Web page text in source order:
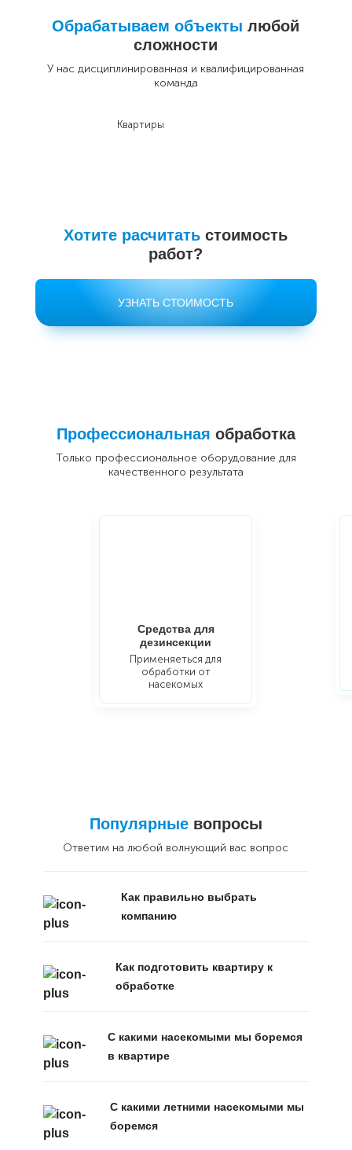
Обрабатываем объекты любой
сложности
У нас дисциплинированная и квалифицированная
команда
Квартиры
Хотите расчитать стоимость
работ?
УЗНАТЬ СТОИМОСТЬ
Профессиональная обработка
Только профессиональное оборудование для
качественного результата
Средства для
дезинсекции
Применяеться для
обработки от
насекомых
Популярныевопросы
Ответим на любой волнующий вас вопрос
Как правильно выбрать
компанию
Как подготовить квартиру к
обработке
С какими насекомыми мы боремся
в квартире
С какими летними насекомыми мы
боремся